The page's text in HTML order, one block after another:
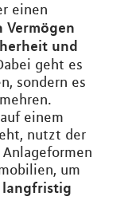
einen
Vermögen
und
geht es
sondern es
einem
nutzt der
um
langfristig